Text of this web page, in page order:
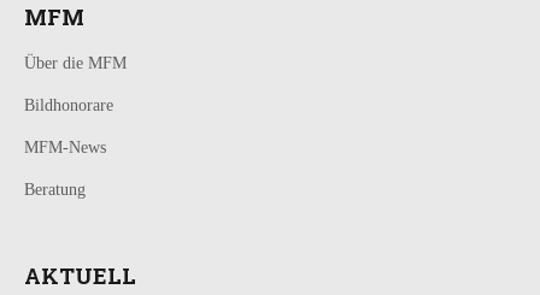
MFM
Über die MFM
Bildhonorare
MFM-News
Beratung
AKTUELL